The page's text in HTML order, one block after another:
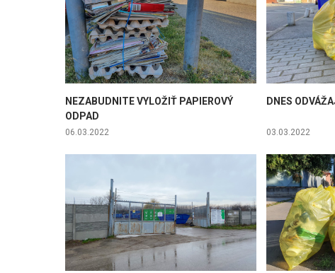
NEZABUDNITE VYLOŽIŤ PAPIEROVÝ
ODPAD
06.03.2022
DNES
03.03.2022